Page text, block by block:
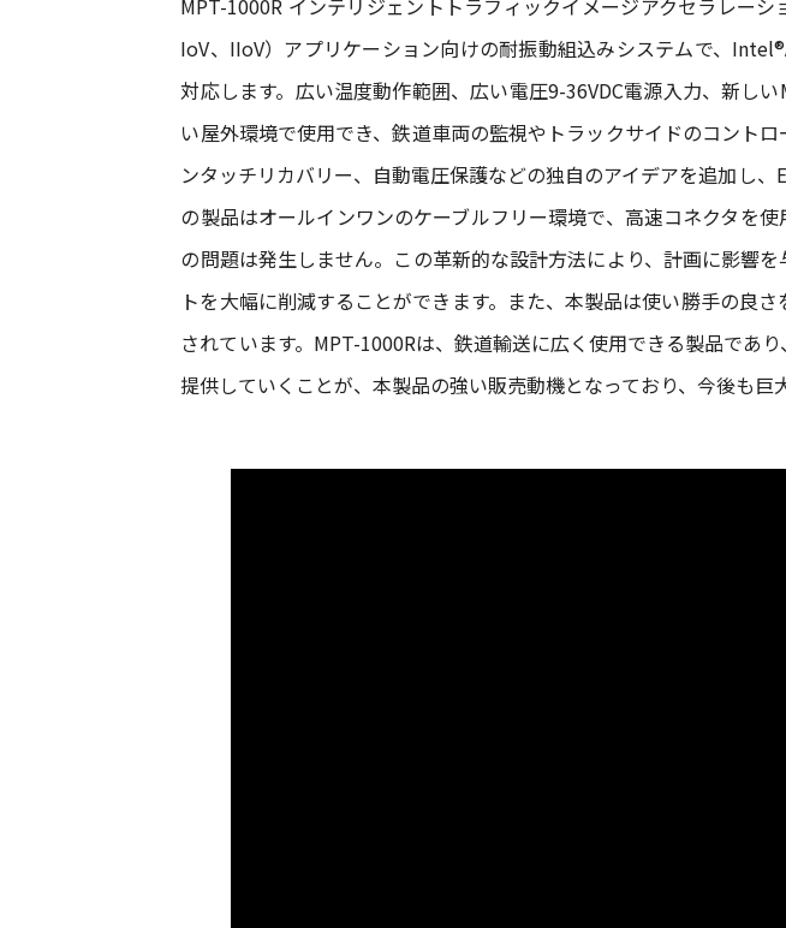
MPT-1000R インテリジェントトラフィックイメージアクセラレー
IoV、IIoV）アプリケーション向けの耐振動組込みシステムで、
対応します。広い温度動作範囲、広い電圧9-36VDC電源入力、新し
い屋外環境で使用でき、鉄道車両の監視やトラックサイドのコント
ンタッチリカバリー、自動電圧保護などの独自のアイデアを追加し
の製品はオールインワンのケーブルフリー環境で、高速コネクタを
の問題は発生しません。この革新的な設計方法により、計画に影響
トを大幅に削減することができます。また、本製品は使い勝手の良
されています。MPT-1000Rは、鉄道輸送に広く使用できる製品であ
提供していくことが、本製品の強い販売動機となっており、今後も巨